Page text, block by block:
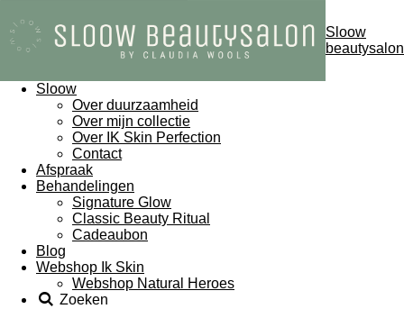
Sloow
beautysalon
Sloow
Over duurzaamheid
Over mijn collectie
Over IK Skin Perfection
Contact
Afspraak
Behandelingen
Signature Glow
Classic Beauty Ritual
Cadeaubon
Blog
Webshop Ik Skin
Webshop Natural Heroes
Zoeken